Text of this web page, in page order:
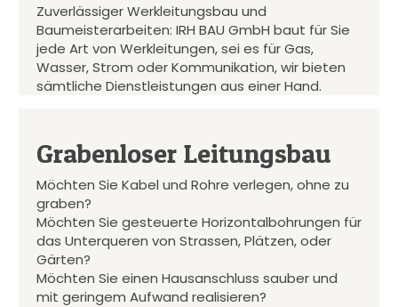
Zuverlässiger Werkleitungsbau und
Baumeisterarbeiten: IRH BAU GmbH baut für Sie
jede Art von Werkleitungen, sei es für Gas,
Wasser, Strom oder Kommunikation, wir bieten
sämtliche Dienstleistungen aus einer Hand.
Grabenloser Leitungsbau
Möchten Sie Kabel und Rohre verlegen, ohne zu
graben?
Möchten Sie gesteuerte Horizontalbohrungen für
das Unterqueren von Strassen, Plätzen, oder
Gärten?
Möchten Sie einen Hausanschluss sauber und
mit geringem Aufwand realisieren?